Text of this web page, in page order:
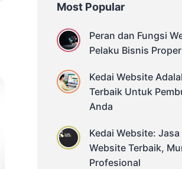
Most Popular
Peran dan Fungsi
Pelaku Bisnis
Kedai Website
Terbaik Untuk
Anda
Kedai Website:
Website Terbaik,
Profesional